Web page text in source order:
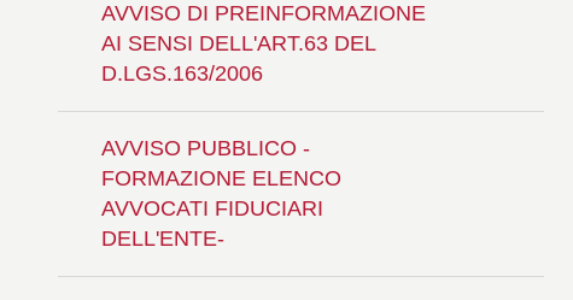
AVVISO DI PREINFORMAZIONE
AI SENSI DELL'ART.63 DEL
D.LGS.163/2006
AVVISO PUBBLICO -
FORMAZIONE ELENCO
AVVOCATI FIDUCIARI
DELL'ENTE-